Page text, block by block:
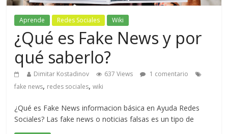
Aprende Redes Sociales Wiki
¿Qué es Fake News y por
qué saberlo?
Dimitar Kostadinov 637 Views
1 comentario
fake news, redes sociales,wiki
¿Qué es Fake News informacion básica en Ayuda Redes
Sociales? Las fake news o noticias falsas es un tipo de